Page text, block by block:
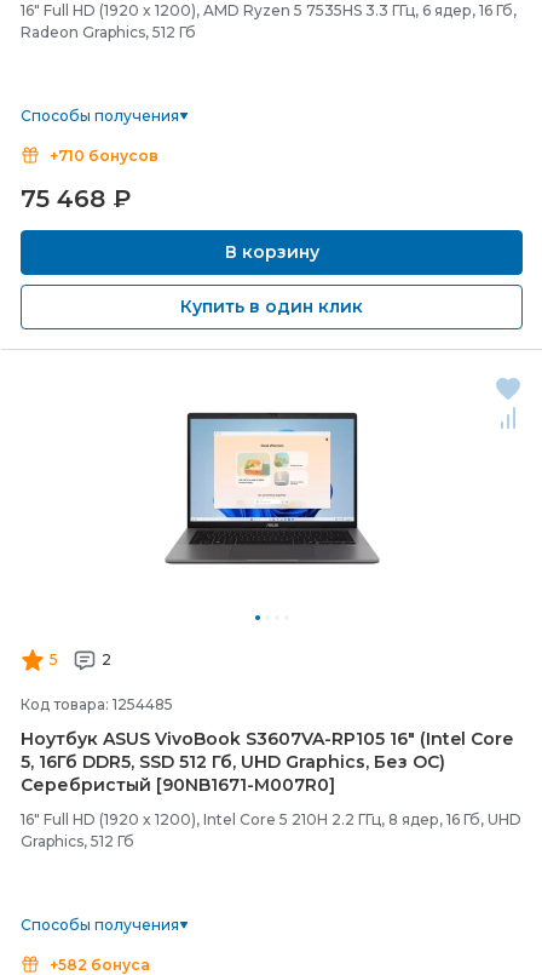
16" Full HD (1920 x 1200), AMD Ryzen 5 7535HS 3.3 ГГц, 6 ядер, 16 Гб,
Radeon Graphics, 512 Гб
Способы получения
+710 бонусов
75 468 ₽
В корзину
Купить в один клик
5 2
Код товара: 1254485
Ноутбук ASUS VivoBook S3607VA-RP105 16" (Intel Core
5, 16Гб DDR5, SSD 512 Гб, UHD Graphics, Без ОС)
Серебристый [90NB1671-M007R0]
16" Full HD (1920 x 1200), Intel Core 5 210H 2.2 ГГц, 8 ядер, 16 Гб, UHD
Graphics, 512 Гб
Способы получения
+582 бонуса